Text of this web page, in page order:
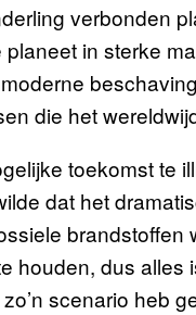
verbonden
in sterke
die het
toekomst te
dat het
brandstoffen
houden, dus alles
scenario heb